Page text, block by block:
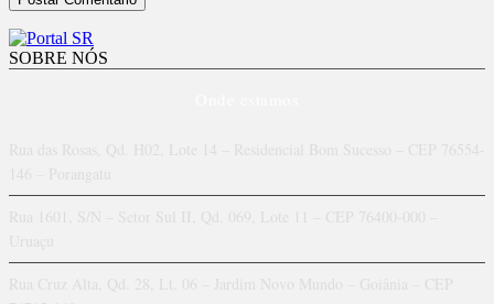
SOBRE NÓS